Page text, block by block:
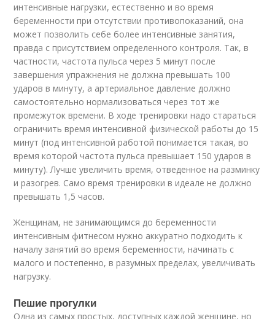
интенсивные нагрузки, естественно и во время
беременности при отсутствии противопоказаний, она
может позволить себе более интенсивные занятия,
правда с присутствием определенного контроля. Так, в
частности, частота пульса через 5 минут после
завершения упражнения не должна превышать 100
ударов в минуту, а артериальное давление должно
самостоятельно нормализоваться через тот же
промежуток времени. В ходе тренировки надо стараться
ограничить время интенсивной физической работы до 15
минут (под интенсивной работой понимается такая, во
время которой частота пульса превышает 150 ударов в
минуту). Лучше увеличить время, отведенное на разминку
и разогрев. Само время тренировки в идеале не должно
превышать 1,5 часов.
Женщинам, не занимающимся до беременности
интенсивным фитнесом нужно аккуратно подходить к
началу занятий во время беременности, начинать с
малого и постепенно, в разумных пределах, увеличивать
нагрузку.
Пешие прогулки
Одна из самых простых, доступных каждой женщине, но